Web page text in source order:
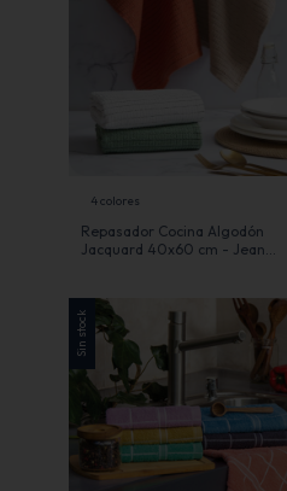
4 colores
Repasador Cocina Algodón
Jacquard 40x60 cm - Jean
Sin stock